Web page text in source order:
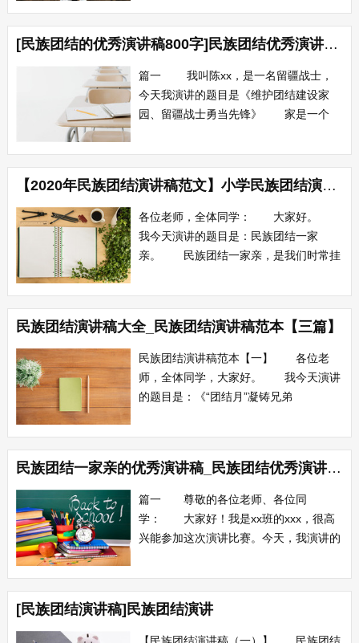
团结之花》。 蔚蓝的天空，正因有了
白云的点缀，才不会寂寞;宽广的大地，
正因有了万物的装点，才显得生机盎然。
在由56个民族构成的祖国大家庭里，在多
民族聚居...
[民族团结的优秀演讲稿800字]民族团结优秀演讲稿2000字
篇一 我叫陈xx，是一名留疆战士，
今天我演讲的题目是《维护团结建设家
园、留疆战士勇当先锋》 家是一个
我家是一个家，国是大中国，都是一家
人，不分你和我 每当听到这首歌我都
会激情澎湃！每当唱起这首歌的时候，我
们都深深的感受到祖国民族大家庭的温
暖。这...
【2020年民族团结演讲稿范文】小学民族团结演讲稿范文：民族团结一家亲
各位老师，全体同学： 大家好。
我今天演讲的题目是：民族团结一家
亲。 民族团结一家亲，是我们时常挂
们的国家自古以来就是一个统一的多民族
的大家庭。56个民族，56种习俗，56种
语言，56种文化，把祖国的大地装扮的五
彩斑斓，把祖国的天空描画的壮丽灿烂。
谁能说...
民族团结演讲稿大全_民族团结演讲稿范本【三篇】
民族团结演讲稿范本【一】 各位老
师，全体同学，大家好。 我今天演讲
的题目是：《“团结月”凝铸兄弟
克、回、蒙古等47个民族，在历代抵御外
敌入侵、反对分裂祖国的斗争中，各族人
民结下了兄弟般的深厚情谊。 新中国
成立以后，党中央和自治区各级党委、政
府高度重视民族...
民族团结一家亲的优秀演讲稿_民族团结优秀演讲稿范文
篇一 尊敬的各位老师、各位同
学： 大家好！我是xx班的xxx，很高
兴能参加这次演讲比赛。今天，我演讲的
蓝的天空，因为有了白云的点缀，才不会
寂寞；宽广的大地，因为有了万物的装
点，才显得生机盎然。在由56个民族构成
的祖国大家庭里，在多民族聚居、美丽富
[民族团结演讲稿]民族团结演讲